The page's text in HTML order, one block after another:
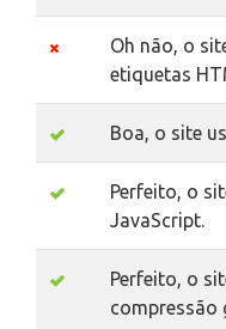
Oh não, o
etiquetas
Boa, o site
Perfeito, o
JavaScript.
Perfeito, o
compressão